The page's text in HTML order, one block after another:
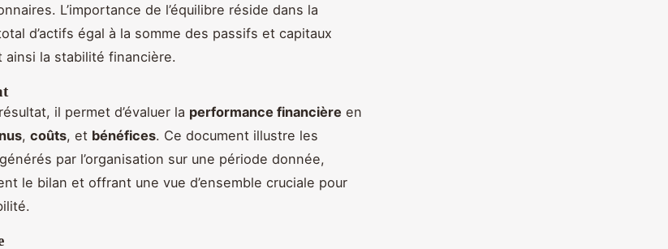
L’importance de l’équilibre réside dans la
d’actifs égal à la somme des passifs et capitaux
ainsi la stabilité financière.
il permet d’évaluer la performance financière en
, coûts, et bénéfices. Ce document illustre les
par l’organisation sur une période donnée,
le bilan et offrant une vue d’ensemble cruciale pour